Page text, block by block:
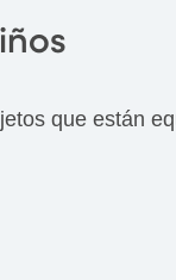
que están